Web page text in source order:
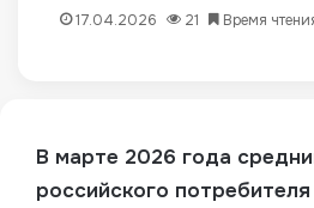
17.04.2026 21 Время
В марте 2026 года
российского